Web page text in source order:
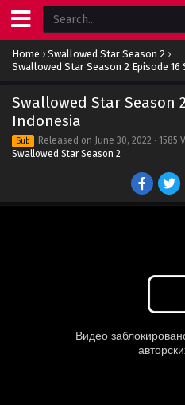
Home › Swallowed Star Season 2 ›
Swallowed Star Season 2 Episode
Swallowed Star Season
Indonesia
Sub Released on June 30, 2022 · 1585
Swallowed Star Season 2